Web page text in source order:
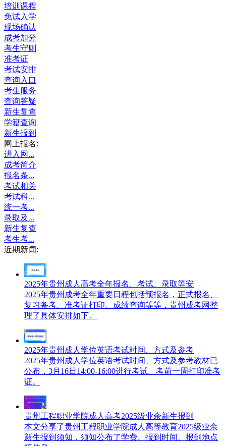
培训课程
免试入学
现场确认
成考加分
考生守则
准考证
考试安排
查询入口
考生服务
查询答疑
新生复查
学籍查询
新生报到
网上报名:
进入网...
成考简介
报名条...
考试相关
考试科...
统一考...
录取及...
新生复查
考生考...
近期新闻:
2025年贵州成人高考全年报名、考试、录取等安
2025年贵州成考全年重要日程包括预报名，正式报名、
复习备考、准考证打印、成绩查询等等，贵州成考网整
理了具体安排如下。
2025年贵州成人学位英语考试时间、方式及参考
2025年贵州成人学位英语考试时间、方式及参考教材已
公布，3月16日14:00-16:00进行考试。考前一周打印准考
证。
贵州工程职业学院成人高考2025级业余新生报到
本文分享了贵州工程职业学院成人高等教育2025级业余
新生报到须知，须知公布了学费、报到时间、报到地点